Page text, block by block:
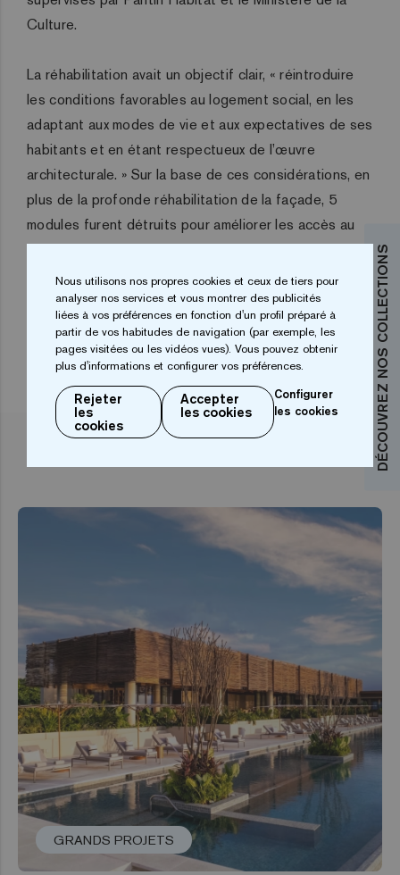
Culture.
La réhabilitation avait un objectif clair, « réintroduire
les conditions favorables au logement social, en les
adaptant aux modes de vie et aux expectatives de ses
habitants et en étant respectueux de l’œuvre
architecturale. » Sur la base de ces considérations, en
plus de la profonde réhabilitation de la façade, 5
modules furent détruits pour améliorer les accès au
parc intérieur, donnant une nouvelle apparence y une
nouvelle vie au parc.
DÉCOUVREZ NOS COLLECTIONS
GRANDS PROJETS
Nous utilisons nos propres cookies et ceux de tiers pour
analyser nos services et vous montrer des publicités
liées à vos préférences en fonction d'un profil préparé à
partir de vos habitudes de navigation (par exemple, les
pages visitées ou les vidéos vues). Vous pouvez obtenir
plus d'informations et configurer vos préférences.
Rejeter
les
cookies
Accepter
les cookies
Configurer
les cookies